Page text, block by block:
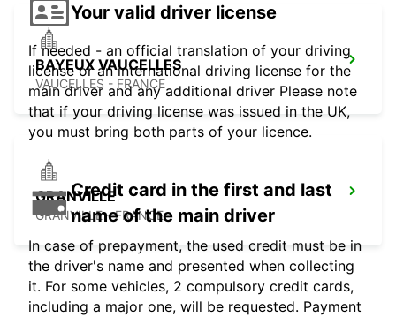
BAYEUX VAUCELLES
VAUCELLES - FRANCE
GRANVILLE
GRANVILLE - FRANCE
Your valid driver license
If needed - an official translation of your driving
license or an international driving license for the
main driver and any additional driver Please note
that if your driving license was issued in the UK,
you must bring both parts of your licence.
Credit card in the first and last
name of the main driver
In case of prepayment, the used credit must be in
the driver's name and presented when collecting
it. For some vehicles, 2 compulsory credit cards,
including a major one, will be requested. Payment